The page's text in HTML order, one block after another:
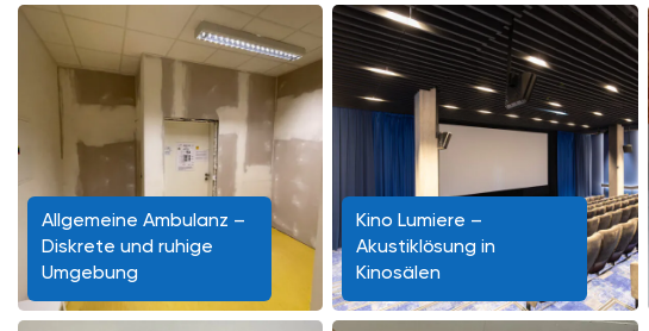
Allgemeine Ambulanz –
Diskrete und ruhige
Umgebung
Kino Lumiere –
Akustiklösung in
Kinosälen